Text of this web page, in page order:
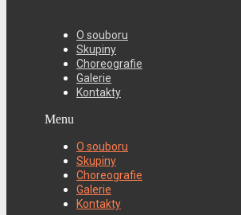
O souboru
Skupiny
Choreografie
Galerie
Kontakty
Menu
O souboru
Skupiny
Choreografie
Galerie
Kontakty